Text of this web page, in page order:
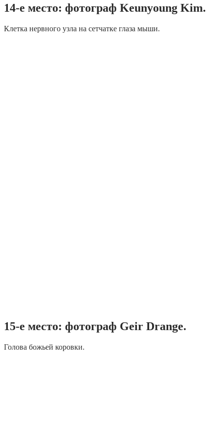
14-е место: фотограф Keunyoung Kim.
Клетка нервного узла на сетчатке глаза мыши.
15-е место: фотограф Geir Drange.
Голова божьей коровки.